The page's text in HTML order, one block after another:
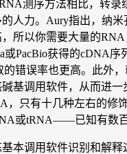
测序方法相比，转录
人力。Aury指出，纳
所以你需要大量的
或PacBio获得的cDNA序
错误率也更高。此外
基调用软件，从而进一
，只有十几种左右的修
或tRNA——已知有数百
本调用软件识别和解释